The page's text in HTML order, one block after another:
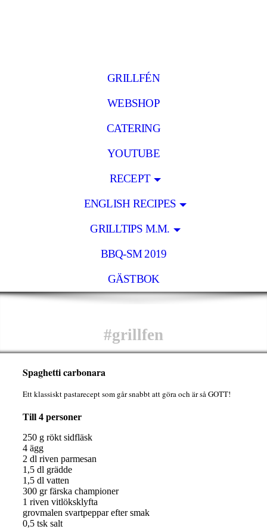
GRILLFÉN
WEBSHOP
CATERING
YOUTUBE
RECEPT
ENGLISH RECIPES
GRILLTIPS M.M.
BBQ-SM 2019
GÄSTBOK
#grillfen
Spaghetti carbonara
Ett klassiskt pastarecept som går snabbt att göra och är så GOTT!
Till 4 personer
250 g rökt sidfläsk
4 ägg
2 dl riven parmesan
1,5 dl grädde
1,5 dl vatten
300 gr färska championer
1 riven vitlöksklyfta
grovmalen svartpeppar efter smak
0,5 tsk salt